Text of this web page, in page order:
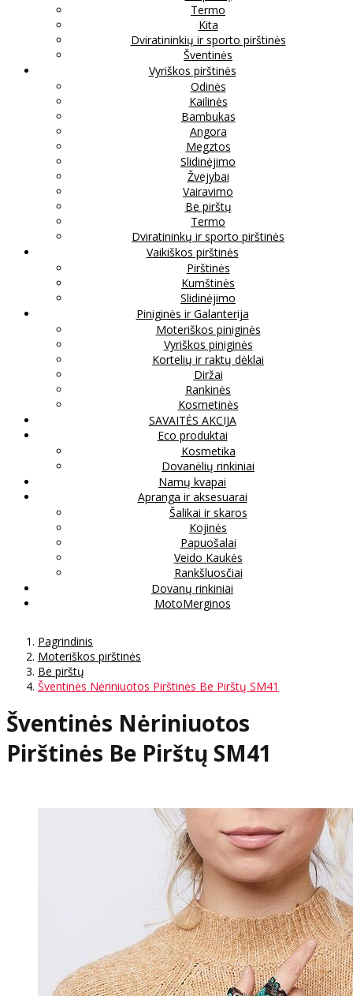
Termo
Kita
Dviratininkių ir sporto pirštinės
Šventinės
Vyriškos pirštinės
Odinės
Kailinės
Bambukas
Angora
Megztos
Slidinėjimo
Žvejybai
Vairavimo
Be pirštų
Termo
Dviratininkų ir sporto pirštinės
Vaikiškos pirštinės
Pirštinės
Kumštinės
Slidinėjimo
Piniginės ir Galanterija
Moteriškos piniginės
Vyriškos piniginės
Kortelių ir raktų dėklai
Diržai
Rankinės
Kosmetinės
SAVAITĖS AKCIJA
Eco produktai
Kosmetika
Dovanėlių rinkiniai
Namų kvapai
Apranga ir aksesuarai
Šalikai ir skaros
Kojinės
Papuošalai
Veido Kaukės
Rankšluosčiai
Dovanų rinkiniai
MotoMerginos
Pagrindinis
Moteriškos pirštinės
Be pirštų
Šventinės Nėriniuotos Pirštinės Be Pirštų SM41
Šventinės Nėriniuotos
Pirštinės Be Pirštų SM41